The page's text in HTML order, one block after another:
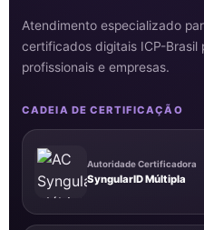
Atendimento especializado
certificados digitais ICP-Brasil
profissionais e empresas.
CADEIA DE CERTIFICAÇÃO
Autoridade Certificadora
SyngularID Múltipla